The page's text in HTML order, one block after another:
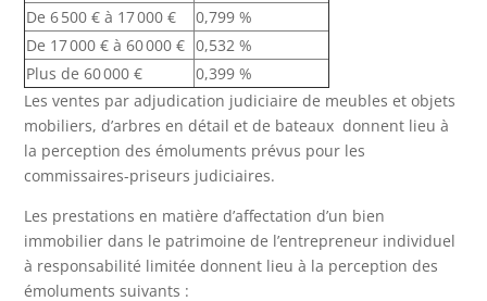
De 6 500 € à 17 000 €
0,799 %
De 17 000 € à 60 000 € 0,532 %
Plus de 60 000 €
0,399 %
Les ventes par adjudication judiciaire de meubles et objets
mobiliers, d’arbres en détail et de bateaux donnent lieu à
la perception des émoluments prévus pour les
commissaires-priseurs judiciaires.
Les prestations en matière d’affectation d’un bien
immobilier dans le patrimoine de l’entrepreneur individuel
à responsabilité limitée donnent lieu à la perception des
émoluments suivants :